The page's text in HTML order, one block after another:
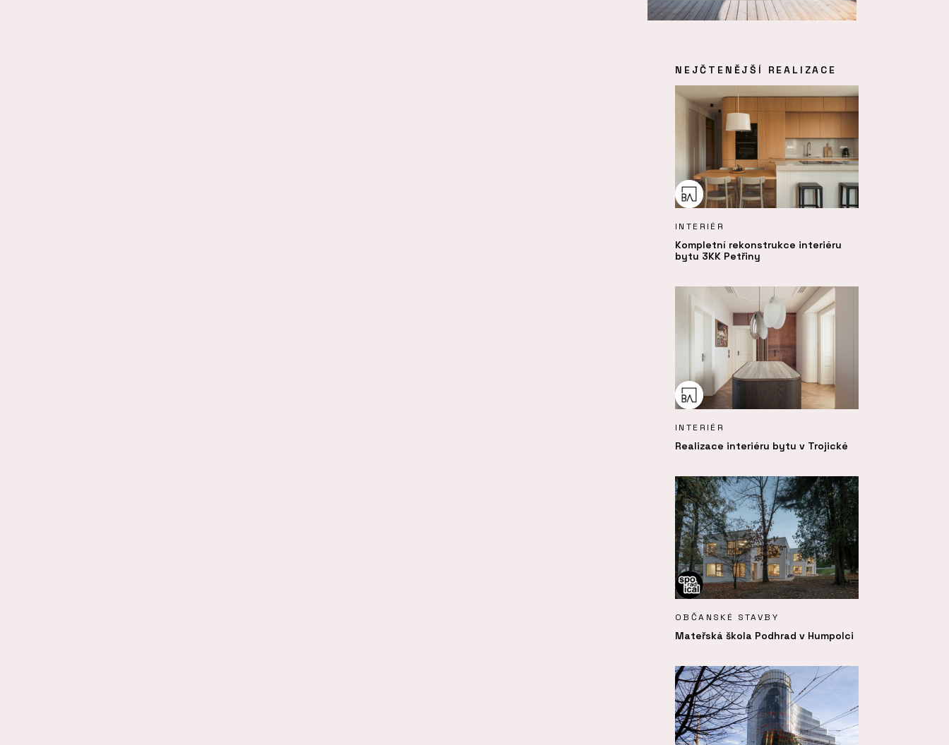
NEJČTENĚJŠÍ REALIZACE
INTERIÉR
Kompletní rekonstrukce interiéru
bytu 3KK Petřiny
INTERIÉR
Realizace interiéru bytu v Trojické
OBČANSKÉ STAVBY
Mateřská škola Podhrad v Humpolci